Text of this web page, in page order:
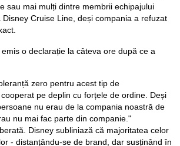
sau mai mulți dintre membrii echipajului
Cruise Line, deși compania a refuzat
o declarație la câteva ore după ce a
zero pentru acest tip de
pe deplin cu forțele de ordine. Deși
nu erau de la compania noastră de
nu mai fac parte din companie."
Disney subliniază că majoritatea celor
- distanțându-se de brand, dar susținând în